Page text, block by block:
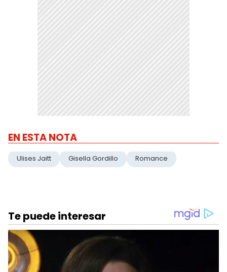
EN ESTA NOTA
Ulises Jaitt Gisella Gordillo Romance